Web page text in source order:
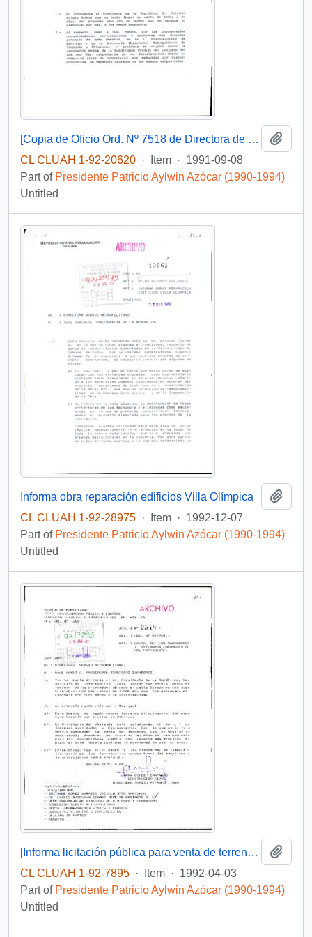
[Copia de Oficio Ord. Nº 7518 de Directora de SERVIU Metropolitano, responde]
CL CLUAH 1-92-20620 · Item · 1991-09-08
Part of Presidente Patricio Aylwin Azócar (1990-1994)
Untitled
Informa obra reparación edificios Villa Olímpica
CL CLUAH 1-92-28975 · Item · 1992-12-07
Part of Presidente Patricio Aylwin Azócar (1990-1994)
Untitled
[Informa licitación pública para venta de terreno por medio de SERVIU]
CL CLUAH 1-92-7895 · Item · 1992-04-03
Part of Presidente Patricio Aylwin Azócar (1990-1994)
Untitled